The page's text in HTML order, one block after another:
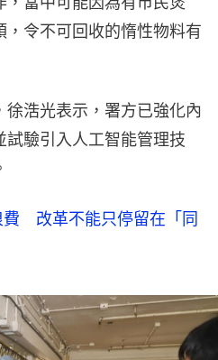
令不可回收的惰性物料有
浩光表示，署方已強化內
驗引入人工智能管理技
費 改革不能只停留在「同